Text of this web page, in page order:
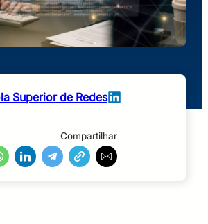
Superior de Redes
Compartilhar